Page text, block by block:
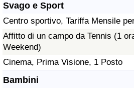
Svago e Sport
Centro sportivo, Tariffa Mensile
Affitto di un campo da Tennis (1
Weekend)
Cinema, Prima Visione, 1 Posto
Bambini